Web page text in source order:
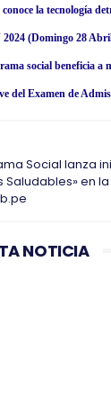
la tecnología
social beneficia a
del Examen de
Social lanza
Saludables» en
NOTICIA